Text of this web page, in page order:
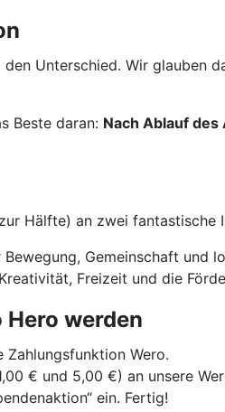
Unterschied. Wir glauben
Beste daran: Nach Ablauf
Hälfte) an zwei fantastische
Gemeinschaft und
Freizeit und die
werden
Zahlungsfunktion Wero.
€ und 5,00 €) an unsere
ein. Fertig!